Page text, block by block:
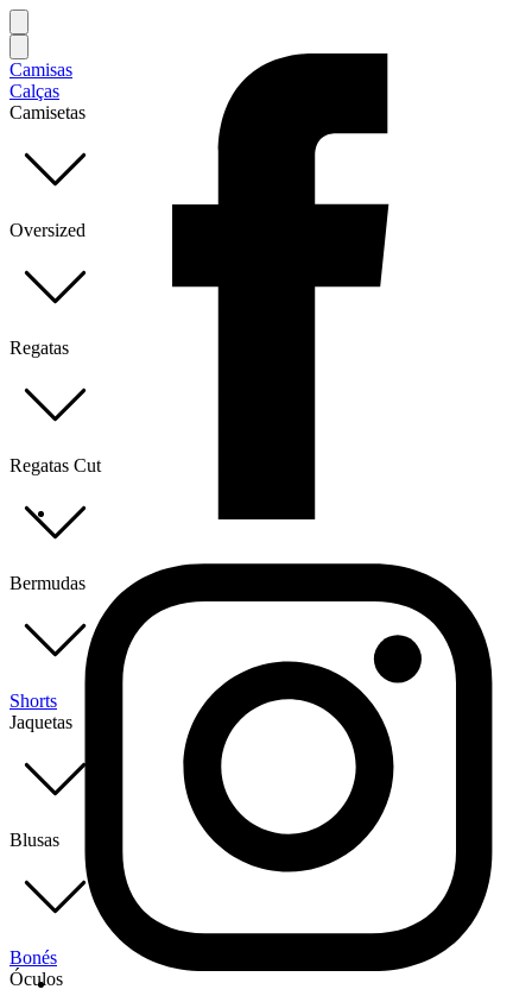
Camisas
Calças
Camisetas
Oversized
Regatas
Regatas Cut
Bermudas
Shorts
Jaquetas
Blusas
Bonés
Óculos